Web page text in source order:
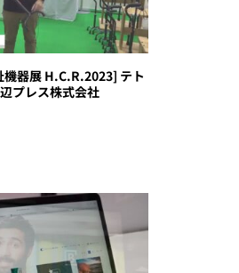
機器展 H.C.R.2023] テト
プレス株式会社